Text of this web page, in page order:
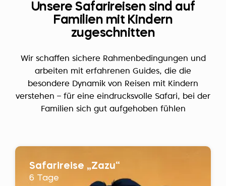
Unsere Safarireisen sind auf
Familien mit Kindern
zugeschnitten
Wir schaffen sichere Rahmenbedingungen und
arbeiten mit erfahrenen Guides, die die
besondere Dynamik von Reisen mit Kindern
verstehen – für eine eindrucksvolle Safari, bei der
Familien sich gut aufgehoben fühlen
Safarireise „Zazu“
6 Tage